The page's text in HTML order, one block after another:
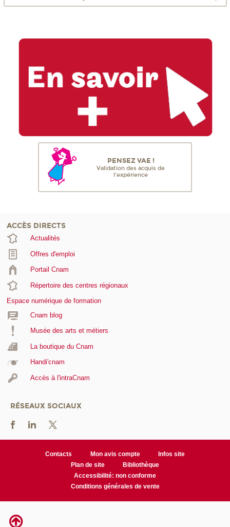
PENSEZ VAE !
Validation des acquis de
l'expérience
ACCÈS DIRECTS
Actualités
Offres d'emploi
Portail Cnam
Répertoire des centres régionaux
Espace numérique de formation
Cnam blog
Musée des arts et métiers
La boutique du Cnam
Handi'cnam
Accès à l'intraCnam
RÉSEAUX SOCIAUX
Contacts Mon avis compte
Infos site
Plan de site
Bibliothèque
Accessibilité: non conforme
Conditions générales de vente